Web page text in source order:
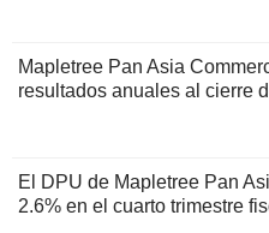
Mapletree Pan Asia
resultados anuales al cierre
El DPU de Mapletree Pan
2.6% en el cuarto trimestre